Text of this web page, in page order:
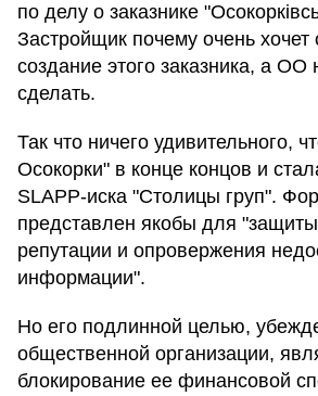
по делу о заказнике
Застройщик почему очень хочет
создание этого заказника, а ОО
сделать.
Так что ничего удивительного,
Осокорки" в конце концов и
SLAPP-иска "Столицы груп".
представлен якобы для
репутации и опровержения
информации".
Но его подлинной целью,
общественной организации,
блокирование ее финансовой